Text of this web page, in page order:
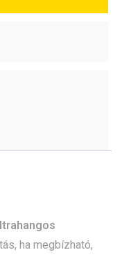
ha megbízható,